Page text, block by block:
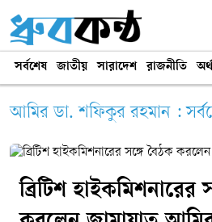
সর্বশেষ জাতীয় সারাদেশ রাজনীতি
আমির ডা. শফিকুর রহমান :
ব্রিটিশ হাইকমিশনারের